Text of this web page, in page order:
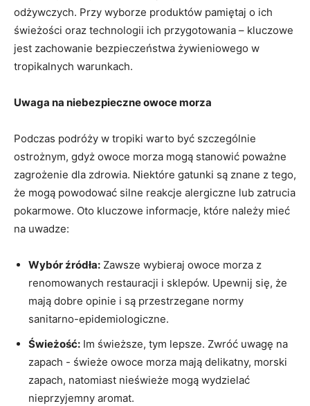
odżywczych. ‌Przy wyborze produktów pamiętaj ⁣o ich
świeżości ⁢oraz‌ technologii ich przygotowania – kluczowe‍
jest zachowanie⁢ bezpieczeństwa żywieniowego ‌w
tropikalnych warunkach.
Uwaga na niebezpieczne owoce morza
Podczas ⁢podróży w tropiki warto być ​szczególnie
ostrożnym, gdyż ‍owoce morza ⁤mogą stanowić poważne⁢
zagrożenie dla zdrowia. Niektóre gatunki są ⁤znane ⁣z‍ tego,
że mogą powodować silne reakcje⁢ alergiczne lub zatrucia
pokarmowe. Oto ​kluczowe informacje,⁤ które ⁤należy⁤ mieć
na uwadze:
Wybór źródła: ⁣Zawsze wybieraj owoce ‌morza ​z
renomowanych restauracji i​ sklepów. Upewnij się,​ że
mają dobre opinie i są przestrzegane normy
⁣sanitarno-epidemiologiczne.
Świeżość: Im świeższe, tym lepsze. Zwróć uwagę na
zapach -​ świeże⁣ owoce morza mają‍ delikatny, morski
⁤zapach, natomiast ⁢nieświeże mogą wydzielać⁤
nieprzyjemny aromat.